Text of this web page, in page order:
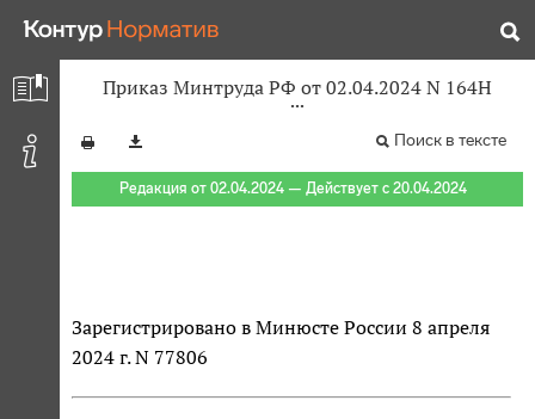
Приказ Минтруда РФ от 02.04.2024 N 164Н
Поиск в тексте
Редакция от 02.04.2024 — Действует с 20.04.2024
Зарегистрировано в Минюсте России 8 апреля
2024 г. N 77806